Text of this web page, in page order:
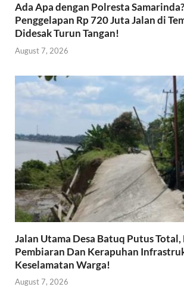
Ada Apa dengan Polresta
Penggelapan Rp 720 Juta Jalan di
Didesak Turun Tangan!
August 7, 2026
Jalan Utama Desa Batuq Putus Total,
Pembiaran Dan Kerapuhan
Keselamatan Warga!
August 7, 2026